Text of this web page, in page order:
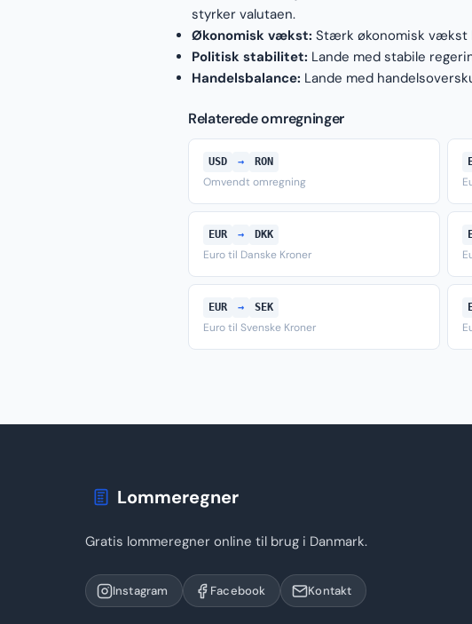
styrker valutaen.
Økonomisk vækst: Stærk økonomisk vækst
Politisk stabilitet: Lande med stabile
Handelsbalance: Lande med
Relaterede omregninger
USD → RON
Omvendt omregning
EUR → DKK
Euro til Danske Kroner
EUR → SEK
Euro til Svenske Kroner
Lommeregner
Gratis lommeregner online til brug i Danmark.
Instagram Facebook Kontakt